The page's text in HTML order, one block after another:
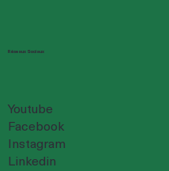
Youtube
Facebook
Instagram
Linkedin
Réseaux Sociaux